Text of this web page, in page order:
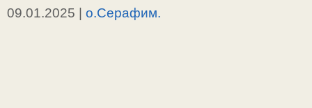
09.01.2025 | о.Серафим.